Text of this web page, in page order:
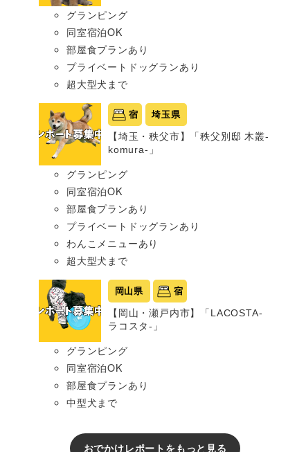
グランピング
同室宿泊OK
部屋食プランあり
プライベートドッグランあり
超大型犬まで
宿 埼玉県
【埼玉・秩父市】「秩父別邸 木叢-
komura-」
グランピング
同室宿泊OK
部屋食プランあり
プライベートドッグランあり
わんこメニューあり
超大型犬まで
岡山県 宿
【岡山・瀬戸内市】「LACOSTA-
ラコスタ-」
グランピング
同室宿泊OK
部屋食プランあり
中型犬まで
おでかけレポートをもっと見る